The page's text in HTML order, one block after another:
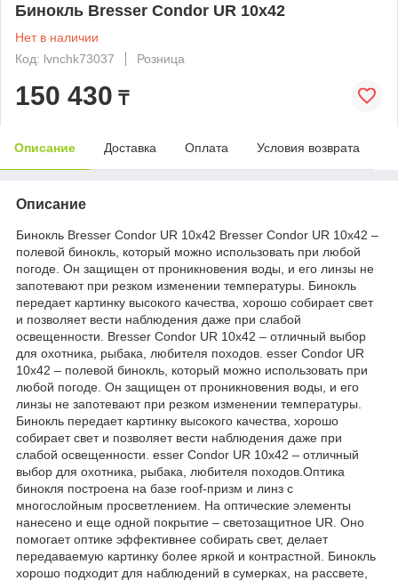
Бинокль Bresser Condor UR 10x42
Нет в наличии
Код: lvnchk73037
Розница
150 430 ₸
Описание Доставка Оплата Условия возврата
Описание
Бинокль Bresser Condor UR 10x42 Bresser Condor UR 10x42 –
полевой бинокль, который можно использовать при любой
погоде. Он защищен от проникновения воды, и его линзы не
запотевают при резком изменении температуры. Бинокль
передает картинку высокого качества, хорошо собирает свет
и позволяет вести наблюдения даже при слабой
освещенности. Bresser Condor UR 10x42 – отличный выбор
для охотника, рыбака, любителя походов. esser Condor UR
10x42 – полевой бинокль, который можно использовать при
любой погоде. Он защищен от проникновения воды, и его
линзы не запотевают при резком изменении температуры.
Бинокль передает картинку высокого качества, хорошо
собирает свет и позволяет вести наблюдения даже при
слабой освещенности. esser Condor UR 10x42 – отличный
выбор для охотника, рыбака, любителя походов.Оптика
бинокля построена на базе roof-призм и линз с
многослойным просветлением. На оптические элементы
нанесено и еще одной покрытие – светозащитное UR. Оно
помогает оптике эффективнее собирать свет, делает
передаваемую картинку более яркой и контрастной. Бинокль
хорошо подходит для наблюдений в сумерках, на рассвете,